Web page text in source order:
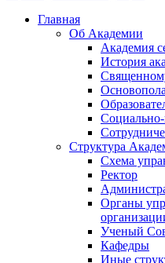
Главная
Об Академии
Академия
История
Социально-
Структура
Схема
Ректор
Органы
Ученый
Кафедры
Иные